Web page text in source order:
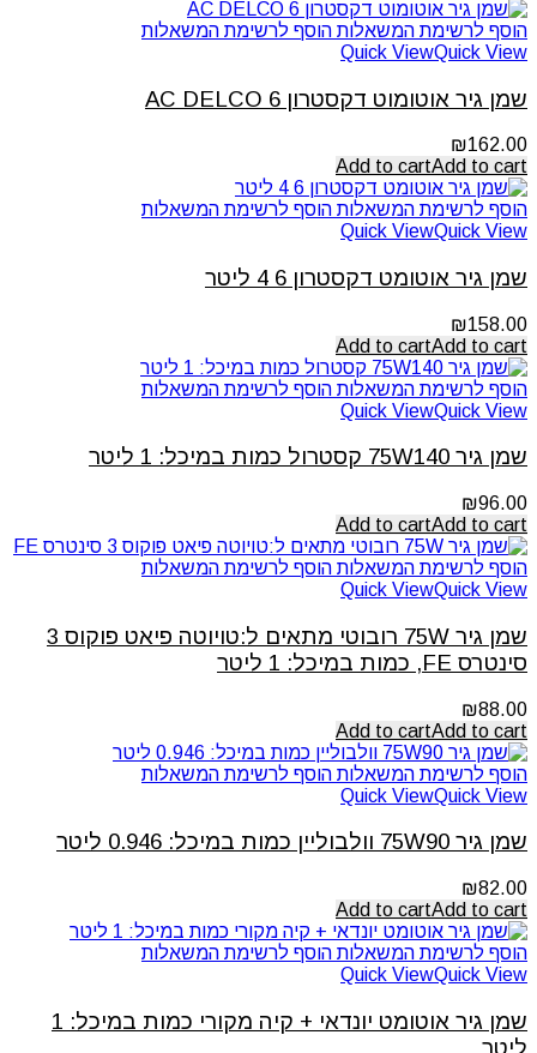
הוסף לרשימת המשאלות הוסף לרשימת המשאלות
Quick ViewQuick View
שמן גיר אוטומוט דקסטרון 6 AC DELCO
₪162.00
Add to cartAdd to cart
הוסף לרשימת המשאלות הוסף לרשימת המשאלות
Quick ViewQuick View
שמן גיר אוטומט דקסטרון 6 4 ליטר
₪158.00
Add to cartAdd to cart
הוסף לרשימת המשאלות הוסף לרשימת המשאלות
Quick ViewQuick View
שמן גיר 75W140 קסטרול כמות במיכל: 1 ליטר
₪96.00
Add to cartAdd to cart
הוסף לרשימת המשאלות הוסף לרשימת המשאלות
Quick ViewQuick View
שמן גיר 75W רובוטי מתאים ל:טויוטה פיאט פוקוס 3
סינטרס FE, כמות במיכל: 1 ליטר
₪88.00
Add to cartAdd to cart
הוסף לרשימת המשאלות הוסף לרשימת המשאלות
Quick ViewQuick View
שמן גיר 75W90 וולבוליין כמות במיכל: 0.946 ליטר
₪82.00
Add to cartAdd to cart
הוסף לרשימת המשאלות הוסף לרשימת המשאלות
Quick ViewQuick View
שמן גיר אוטומט יונדאי + קיה מקורי כמות במיכל: 1
ליטר